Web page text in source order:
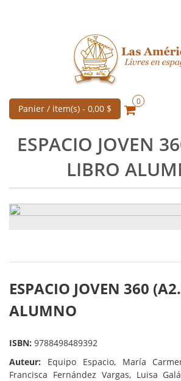
Panier / item(s) - 0,00 $
0
ESPACIO JOVEN
LIBRO
ESPACIO JOVEN 360
ALUMNO
ISBN: 9788498489392
Auteur: Equipo Espacio, María
Francisca Fernández Vargas, Luisa